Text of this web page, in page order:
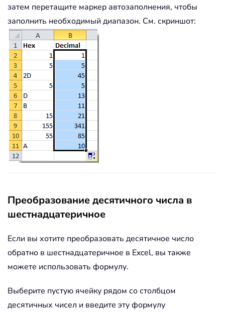
затем перетащите маркер автозаполнения, чтобы
заполнить необходимый диапазон. См. скриншот:
Преобразование десятичного числа в
шестнадцатеричное
Если вы хотите преобразовать десятичное число
обратно в шестнадцатеричное в Excel, вы также
можете использовать формулу.
Выберите пустую ячейку рядом со столбцом
десятичных чисел и введите эту формулу